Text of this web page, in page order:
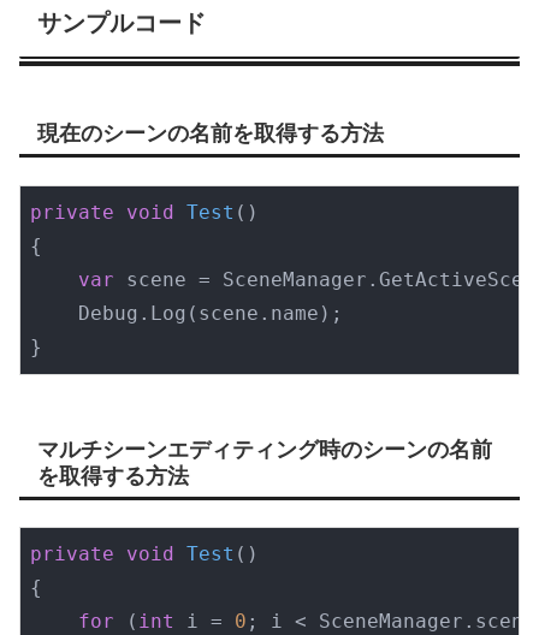
サンプルコード
現在のシーンの名前を取得する方法
private void Test ( )
{
var scene =
    Debug.Log(scene.name);
}
マルチシーンエディティング時のシーンの名前
を取得する方法
private void Test ( )
{
for ( int i = 0 ; i <